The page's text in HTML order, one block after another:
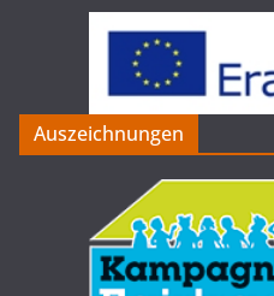
Auszeichnungen